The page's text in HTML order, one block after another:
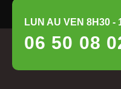
LUN AU VEN 8H30 -
06 50 08